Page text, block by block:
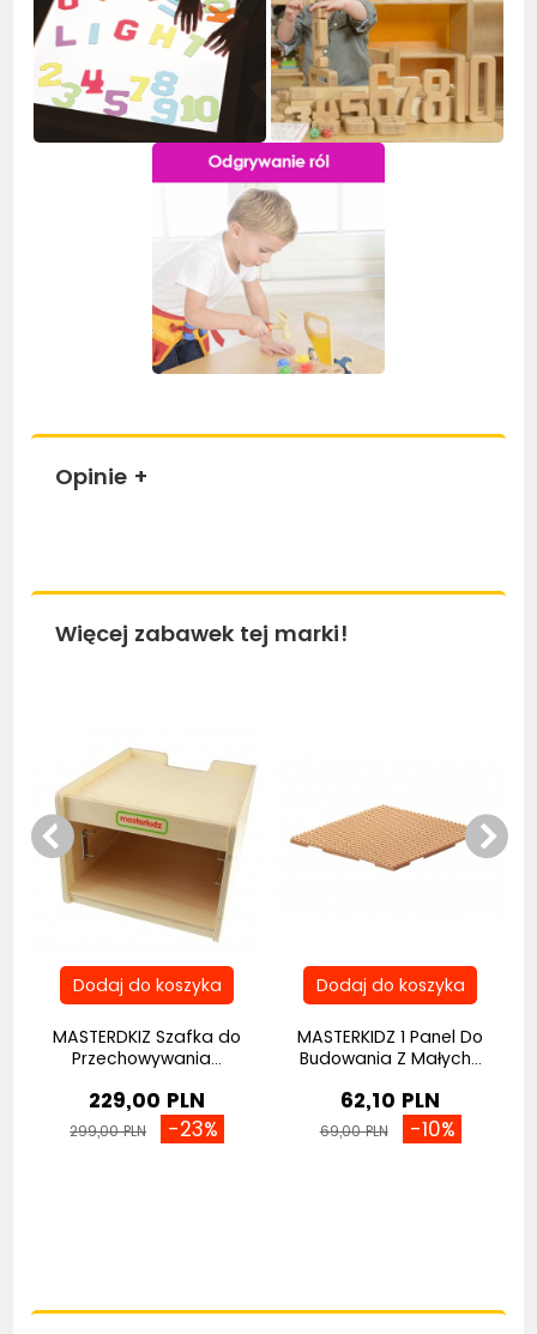
Opinie +
Więcej zabawek tej marki!
MASTERDKIZ Szafka do
Przechowywania...
229,00 PLN
299,00 PLN -23%
MASTERKIDZ 1 Panel Do
Budowania Z Małych...
62,10 PLN
69,00 PLN -10%